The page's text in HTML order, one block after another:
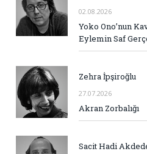
02.08.2026
Yoko Ono’nun
Eylemin Saf
Zehra İpşiroğlu
27.07.2026
Akran Zorbalığı
Sacit Hadi